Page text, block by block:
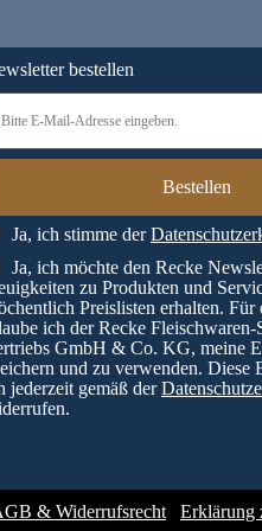
bestellen
Ja, ich stimme der
Ja, ich möchte den Recke
zu Produkten und
Preislisten erhalten. Für
ich der Recke Fleischwaren-
GmbH & Co. KG, meine
und zu verwenden. Diese
jederzeit gemäß der
& Widerrufsrecht Erklärung